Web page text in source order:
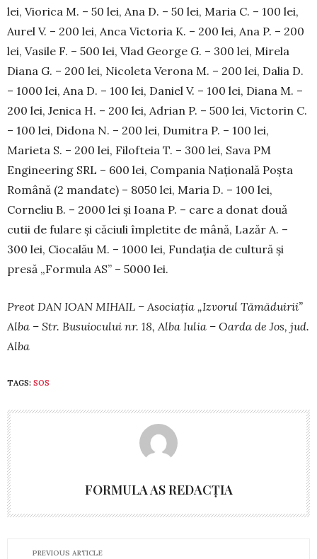
lei, Viorica M. – 50 lei, Ana D. – 50 lei, Maria C. – 100 lei,
Aurel V. – 200 lei, Anca Victoria K. – 200 lei, Ana P. – 200
lei, Vasile F. – 500 lei, Vlad George G. – 300 lei, Mirela
Diana G. – 200 lei, Nicoleta Ve­rona M. – 200 lei, Dalia D.
– 1000 lei, Ana D. – 100 lei, Daniel V. – 100 lei, Diana M. –
200 lei, Je­nica H. – 200 lei, Adrian P. – 500 lei, Vic­torin C.
– 100 lei, Didona N. – 200 lei, Dumitra P. – 100 lei,
Marieta S. – 200 lei, Filofteia T. – 300 lei, Sava PM
Engineering SRL – 600 lei, Com­pa­nia Națională Poșta
Română (2 man­date) – 8050 lei, Maria D. – 100 lei,
Corneliu B. – 2000 lei și Ioana P. – care a donat două
cutii de fulare și căciuli împletite de mână, Lazăr A. –
300 lei, Ciocalău M. – 1000 lei, Fundația de cultură și
presă „Formula AS” – 5000 lei.
Preot DAN IOAN MIHAIL – Asociația „Izvorul Tămăduirii”
Alba – Str. Busuiocului nr. 18, Alba Iulia – Oarda de Jos, jud.
Alba
TAGS: SOS
FORMULA AS REDACȚIA
PREVIOUS ARTICLE